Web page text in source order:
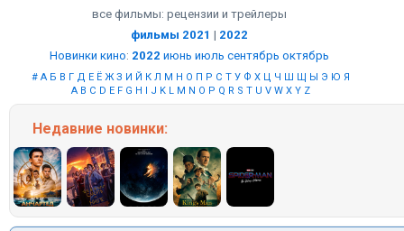
все фильмы: рецензии и трейлеры
фильмы 2021 | 2022
Новинки кино: 2022 июнь июль сентябрь октябрь
# А Б В Г Д Е Ё Ж З И Й К Л М Н О П Р С Т У Ф Х Ц Ч Ш Щ Ы Э Ю Я
A B C D E F G H I J K L M N O P Q R S T U V W X Y Z
Недавние новинки: